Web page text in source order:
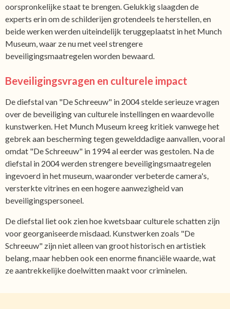
oorspronkelijke staat te brengen. Gelukkig slaagden de
experts erin om de schilderijen grotendeels te herstellen, en
beide werken werden uiteindelijk teruggeplaatst in het Munch
Museum, waar ze nu met veel strengere
beveiligingsmaatregelen worden bewaard.
Beveiligingsvragen en culturele impact
De diefstal van "De Schreeuw" in 2004 stelde serieuze vragen
over de beveiliging van culturele instellingen en waardevolle
kunstwerken. Het Munch Museum kreeg kritiek vanwege het
gebrek aan bescherming tegen gewelddadige aanvallen, vooral
omdat "De Schreeuw" in 1994 al eerder was gestolen. Na de
diefstal in 2004 werden strengere beveiligingsmaatregelen
ingevoerd in het museum, waaronder verbeterde camera's,
versterkte vitrines en een hogere aanwezigheid van
beveiligingspersoneel.
De diefstal liet ook zien hoe kwetsbaar culturele schatten zijn
voor georganiseerde misdaad. Kunstwerken zoals "De
Schreeuw" zijn niet alleen van groot historisch en artistiek
belang, maar hebben ook een enorme financiële waarde, wat
ze aantrekkelijke doelwitten maakt voor criminelen.